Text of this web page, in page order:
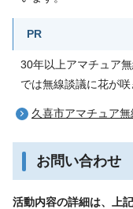
PR
30年以上アマチュア
では無線談議に花が咲
久喜市アマチュア
お問い合わせ
活動内容の詳細は、上